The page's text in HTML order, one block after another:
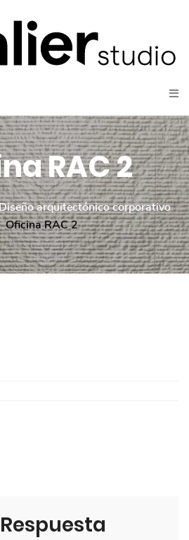
RAC 2
arquitectónico corporativo
Oficina RAC 2